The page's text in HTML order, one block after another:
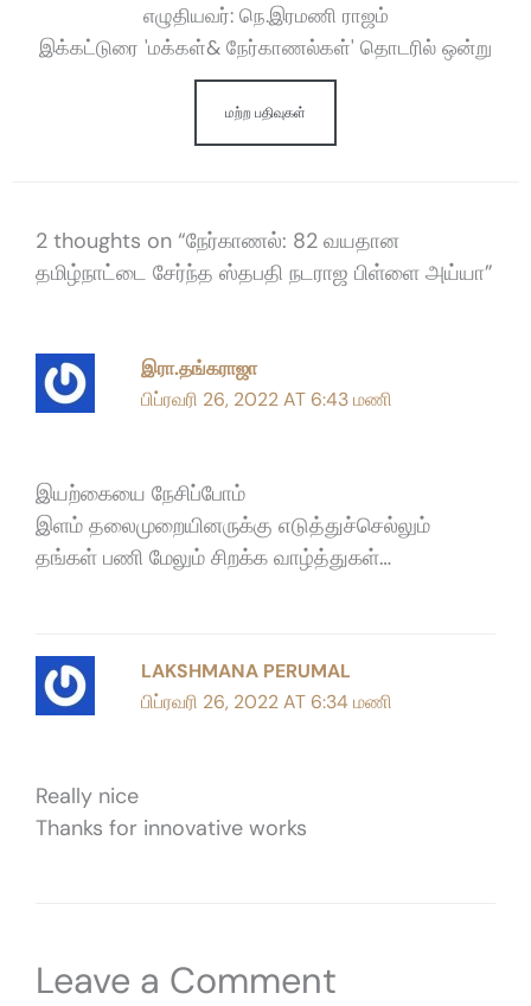
எழுதியவர்: நெ.இரமணி ராஜம்
இக்கட்டுரை 'மக்கள்& நேர்காணல்கள்' தொடரில் ஒன்று
மற்ற பதிவுகள்
2 thoughts on “நேர்காணல்: 82 வயதான
தமிழ்நாட்டை சேர்ந்த ஸ்தபதி நடராஜ பிள்ளை அய்யா”
இரா.தங்கராஜா
பிப்ரவரி 26, 2022 AT 6:43 மணி
இயற்கையை நேசிப்போம்
இளம் தலைமுறையினருக்கு எடுத்துச்செல்லும்
தங்கள் பணி மேலும் சிறக்க வாழ்த்துகள்…
LAKSHMANA PERUMAL
பிப்ரவரி 26, 2022 AT 6:34 மணி
Really nice
Thanks for innovative works
Leave a Comment